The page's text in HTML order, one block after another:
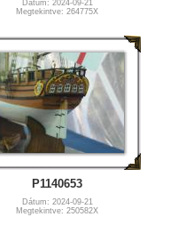
Dátum: 2024-09-21
Megtekintve: 264775X
P1140653
Dátum: 2024-09-21
Megtekintve: 250582X